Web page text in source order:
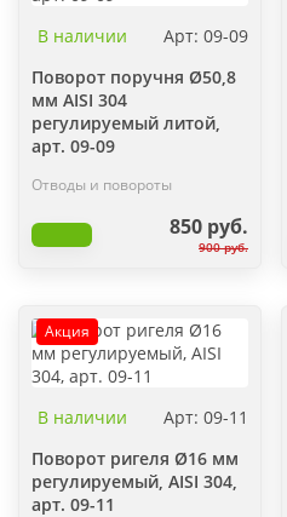
В наличии
Арт: 09-09
Поворот поручня Ø50,8
мм AISI 304
регулируемый литой,
арт. 09-09
Отводы и повороты
850 руб.
900 руб.
Акция
В наличии
Арт: 09-11
Поворот ригеля Ø16 мм
регулируемый, AISI 304,
арт. 09-11